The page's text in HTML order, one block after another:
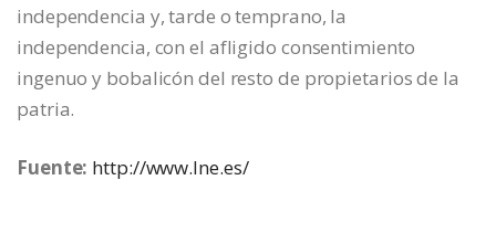
independencia y, tarde o temprano, la
independencia, con el afligido consentimiento
ingenuo y bobalicón del resto de propietarios de la
patria.
Fuente: http://www.lne.es/